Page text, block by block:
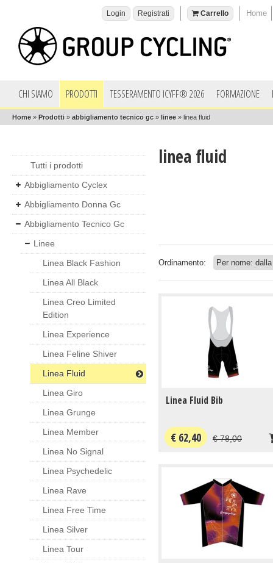
Home
Carrello
Login Registrati
CHI SIAMO PRODOTTI TESSERAMENTO ICYFF® 2026 FORMAZIONE
Home » Prodotti » abbigliamento tecnico gc » linee » linea fluid
Tutti i prodotti
Abbigliamento Cyclex
Abbigliamento Donna Gc
Abbigliamento Tecnico Gc
Linee
Linea Black Fashion
Linea All Black
Linea Creo Limited
Edition
Linea Experience
Linea Feline Shiver
Linea Fluid
Linea Giro
Linea Grunge
Linea Member
Linea No Signal
Linea Psychedelic
Linea Rave
Linea Free Time
Linea Silver
Linea Tour
linea fluid
Ordinamento:
Linea Fluid Bib
€ 62,40 € 78,00